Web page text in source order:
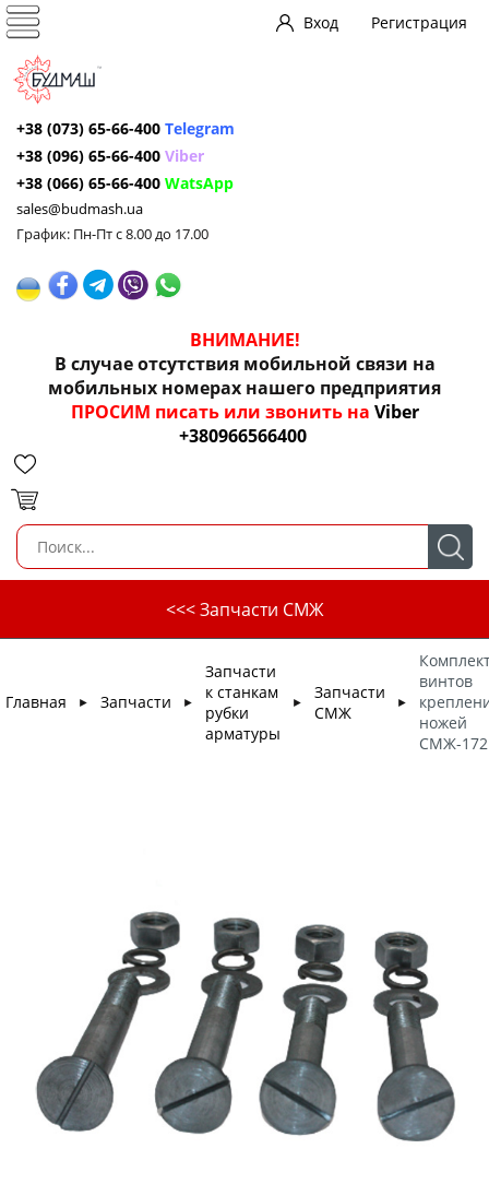
Вход Регистрация
+38 (073) 65-66-400 Telegram
+38 (096) 65-66-400 Viber
+38 (066) 65-66-400 WatsApp
sales@budmash.ua
График: Пн-Пт с 8.00 до 17.00
ВНИМАНИЕ!
В случае отсутствия мобильной связи на
мобильных номерах нашего предприятия
ПРОСИМ писать или звонить на Viber
+380966566400
<<< Запчасти СМЖ
Главная ► Запчасти ►
Запчасти
к станкам
рубки
арматуры
►
Запчасти
СМЖ
►
винтов
ножей
СМЖ-172